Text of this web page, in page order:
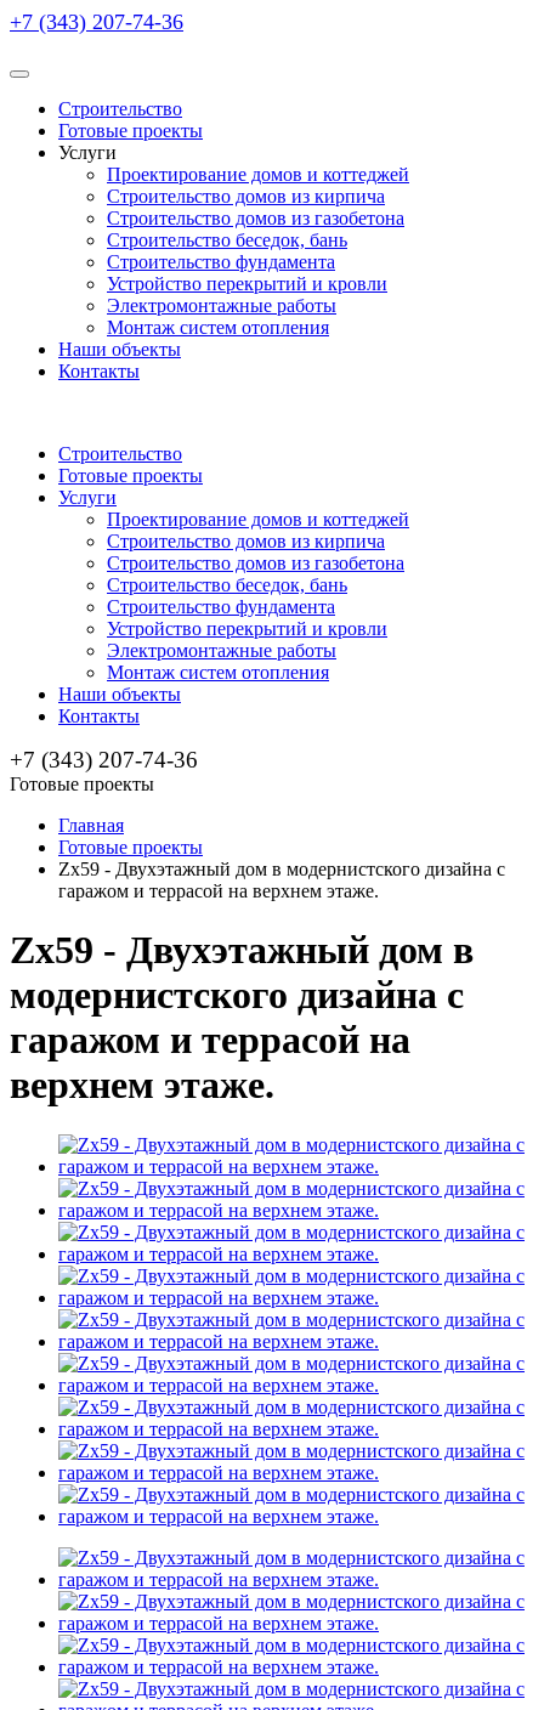
+7 (343) 207-74-36
Строительство
Готовые проекты
Услуги
Проектирование домов и коттеджей
Строительство домов из кирпича
Строительство домов из газобетона
Строительство беседок, бань
Строительство фундамента
Устройство перекрытий и кровли
Электромонтажные работы
Монтаж систем отопления
Наши объекты
Контакты
Строительство
Готовые проекты
Услуги
Проектирование домов и коттеджей
Строительство домов из кирпича
Строительство домов из газобетона
Строительство беседок, бань
Строительство фундамента
Устройство перекрытий и кровли
Электромонтажные работы
Монтаж систем отопления
Наши объекты
Контакты
+7 (343) 207-74-36
Готовые проекты
Главная
Готовые проекты
Zx59 - Двухэтажный дом в модернистского дизайна с
гаражом и террасой на верхнем этаже.
Zx59 - Двухэтажный дом в
модернистского дизайна с
гаражом и террасой на
верхнем этаже.